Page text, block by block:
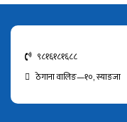
९८१६१८१६८८
ठेगाना वालिङ—१०, स्याङजा